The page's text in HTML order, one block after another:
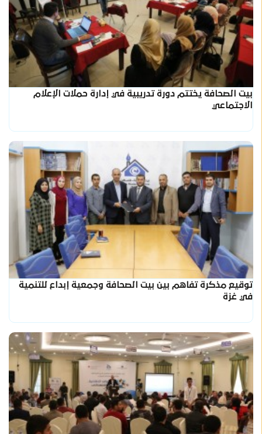
بيت الصحافة يختتم دورة تدريبية في إدارة حملات الإعلام
الاجتماعي
توقيع مذكرة تفاهم بين بيت الصحافة وجمعية إبداع للتنمية
في غزة